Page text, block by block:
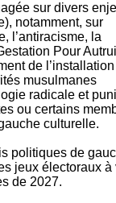
sur divers
notamment, sur
l’antiracisme, la
Pour Autrui
de
musulmanes
radicale et
ou certains
culturelle.
politiques de
jeux électoraux à
de 2027.